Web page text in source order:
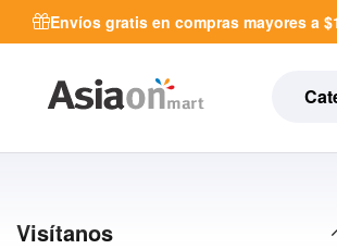
Envíos gratis en compras mayores a
Visítanos